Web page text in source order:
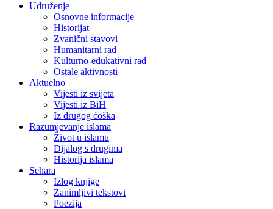
Udruženje
Osnovne informacije
Historijat
Zvanični stavovi
Humanitarni rad
Kulturno-edukativni rad
Ostale aktivnosti
Aktuelno
Vijesti iz svijeta
Vijesti iz BiH
Iz drugog ćoška
Razumjevanje islama
Život u islamu
Dijalog s drugima
Historija islama
Sehara
Izlog knjige
Zanimljivi tekstovi
Poezija